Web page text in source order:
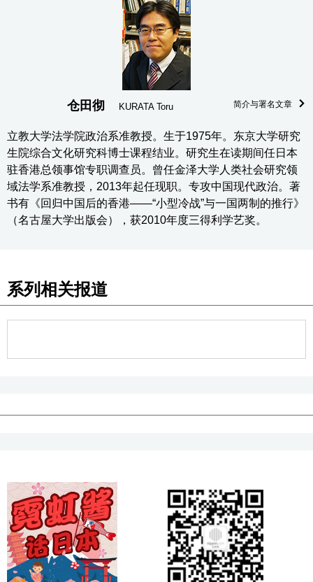
仓田彻 KURATA Toru 简介与署名文章
立教大学法学院政治系准教授。生于1975年。东京大学研究
生院综合文化研究科博士课程结业。研究生在读期间任日本
驻香港总领事馆专职调查员。曾任金泽大学人类社会研究领
域法学系准教授，2013年起任现职。专攻中国现代政治。著
书有《回归中国后的香港——“小型冷战”与一国两制的推行》
（名古屋大学出版会），获2010年度三得利学艺奖。
系列相关报道